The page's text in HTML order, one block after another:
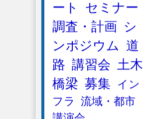
ート
セミナー
調査・計画
シ
ンポジウム 道
路 講習会 土木
橋梁 募集
イン
フラ
流域・都市